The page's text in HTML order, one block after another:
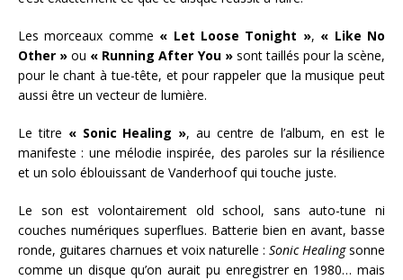
Les morceaux comme « Let Loose Tonight », « Like No
Other » ou « Running After You »sont taillés pour la scène,
pour le chant à tue-tête, et pour rappeler que la musique peut
aussi être un vecteur de lumière.
Le titre « Sonic Healing », au centre de l’album, en est le
manifeste : une mélodie inspirée, des paroles sur la résilience
et un solo éblouissant de Vanderhoof qui touche juste.
Le son est volontairement old school, sans auto-tune ni
couches numériques superflues. Batterie bien en avant, basse
ronde, guitares charnues et voix naturelle : Sonic Healingsonne
comme un disque qu’on aurait pu enregistrer en 1980… mais